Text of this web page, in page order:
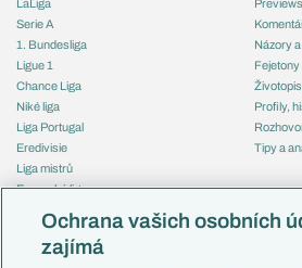
LaLiga
Serie A
1. Bundesliga
Ligue 1
Chance Liga
Niké liga
Liga Portugal
Eredivisie
Liga mistrů
Evropská liga
Mistrovství světa
Liga národů
Previews
Názory
Fejetony
Profily,
Tipy a
Česko
Ochrana vašich osobních
zajímá